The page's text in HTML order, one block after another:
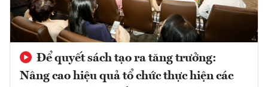
Để quyết sách tạo ra tăng trưởng:
Nâng cao hiệu quả tổ chức thực hiện các